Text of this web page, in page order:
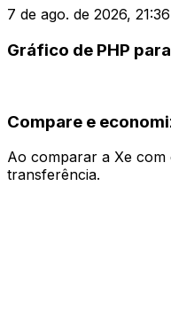
7 de ago. de 2026,
Gráfico de PHP
Compare e
Ao comparar a Xe com
transferência.